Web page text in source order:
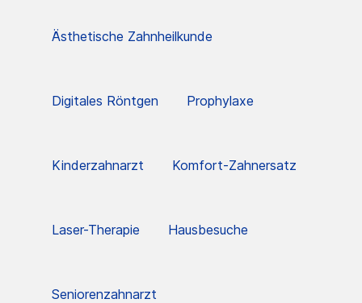
Ästhetische Zahnheilkunde
Digitales Röntgen Prophylaxe
Kinderzahnarzt Komfort-Zahnersatz
Laser-Therapie Hausbesuche
Seniorenzahnarzt